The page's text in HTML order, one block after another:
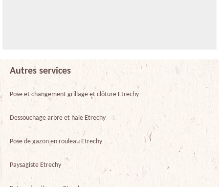
Autres services
Pose et changement grillage et clôture Etrechy
Dessouchage arbre et haie Etrechy
Pose de gazon en rouleau Etrechy
Paysagiste Etrechy